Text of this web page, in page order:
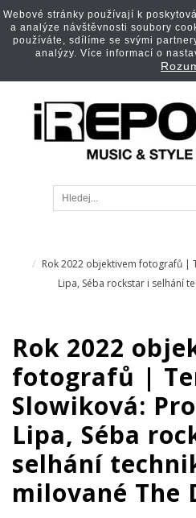
Rok 2022 objektivem fotografů |
Lipa, Séba rockstar i selhání
Rok 2022
fotografů |
Slowiková:
Lipa, Séba
selhání
milované The
Webové stránky používají k
a analýze návštěvnosti soubory
používáte, sdílíme se svými
analýzy. Více informací o